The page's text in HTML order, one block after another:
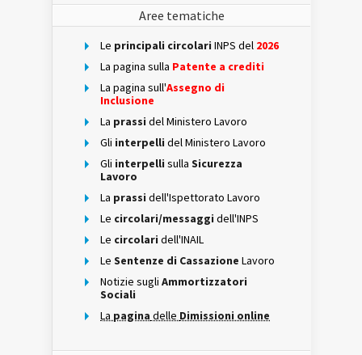
Aree tematiche
Le principali circolari INPS del 2026
La pagina sulla Patente a crediti
La pagina sull'Assegno di
Inclusione
La prassi del Ministero Lavoro
Gli interpelli del Ministero Lavoro
Gli interpelli sulla Sicurezza
Lavoro
La prassi dell'Ispettorato Lavoro
Le circolari/messaggi dell'INPS
Le circolari dell'INAIL
Le Sentenze di Cassazione Lavoro
Notizie sugli Ammortizzatori
Sociali
La pagina delle Dimissioni online